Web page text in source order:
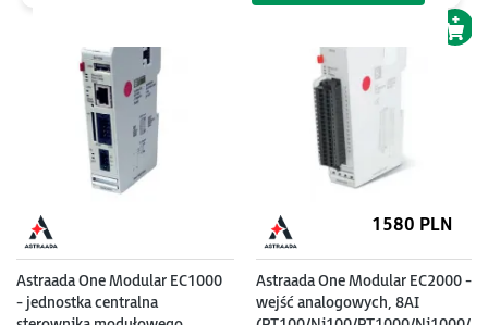
Astraada One Modular EC1000
- jednostka centralna
Astraada One Modular EC2000 -
wejść analogowych, 8AI
1580 PLN